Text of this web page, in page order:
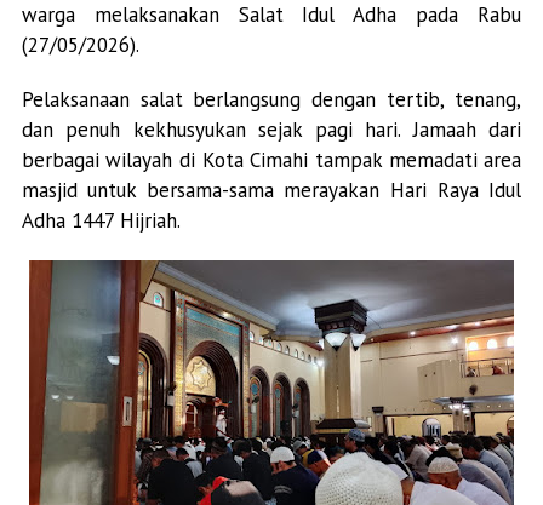
warga melaksanakan Salat Idul Adha pada Rabu
(27/05/2026).
Pelaksanaan salat berlangsung dengan tertib, tenang,
dan penuh kekhusyukan sejak pagi hari. Jamaah dari
berbagai wilayah di Kota Cimahi tampak memadati area
masjid untuk bersama-sama merayakan Hari Raya Idul
Adha 1447 Hijriah.